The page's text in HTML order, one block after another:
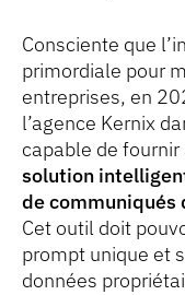
Consciente que
primordiale pour
entreprises, en
l’agence Kernix
capable de
solution
de communiqués
Cet outil doit
prompt unique et
données